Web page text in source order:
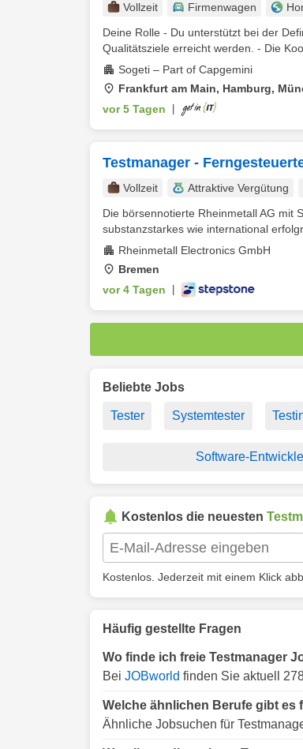
Vollzeit Firmenwagen
Deine Rolle - Du unterstützt bei der
Qualitätsziele erreicht werden. - Die
Sogeti – Part of Capgemini
Frankfurt am Main, Hamburg,
vor 5 Tagen
Testmanager -
Vollzeit Attraktive Vergütung
Die börsennotierte Rheinmetall AG mit
substanzstarkes wie international
Rheinmetall Electronics GmbH
Bremen
vor 4 Tagen
Beliebte Jobs
Tester Systemtester
Software-
Kostenlos die neuesten
Kostenlos. Jederzeit mit einem Klick
Häufig gestellte Fragen
Wo finde ich freie Testmanager
Bei JOBworld finden Sie aktuell
Welche ähnlichen Berufe gibt es
Ähnliche Jobsuchen für